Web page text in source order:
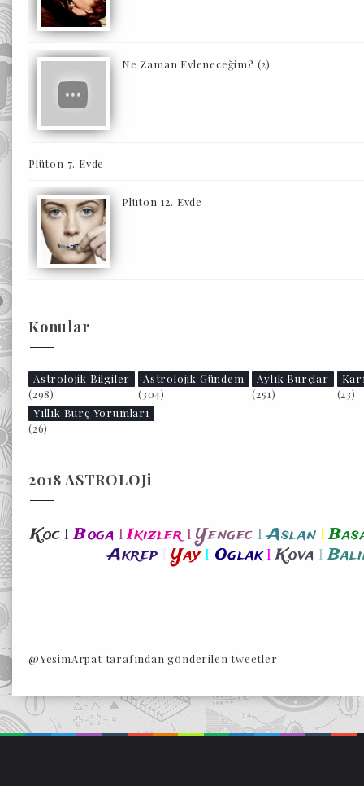
Ne Zaman Evleneceğim? (2)
Plüton 7. Evde
Plüton 12. Evde
Konular
Astrolojik Bilgiler
(298)
Astrolojik Gündem
(304)
Aylık Burçlar
(251)
(23)
Yıllık Burç Yorumları
(26)
2018 ASTROLOJi
Koc I Boga I Ikizler I Yengec I Aslan I
Akrep
Yay I Oglak I Kova I
@YesimArpat tarafından gönderilen tweetler